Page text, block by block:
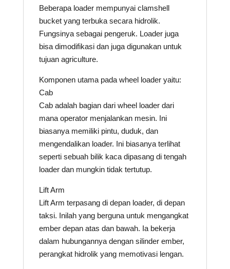
Beberapa loader mempunyai clamshell
bucket yang terbuka secara hidrolik.
Fungsinya sebagai pengeruk. Loader juga
bisa dimodifikasi dan juga digunakan untuk
tujuan agriculture.
Komponen utama pada wheel loader yaitu:
Cab
Cab adalah bagian dari wheel loader dari
mana operator menjalankan mesin. Ini
biasanya memiliki pintu, duduk, dan
mengendalikan loader. Ini biasanya terlihat
seperti sebuah bilik kaca dipasang di tengah
loader dan mungkin tidak tertutup.
Lift Arm
Lift Arm terpasang di depan loader, di depan
taksi. Inilah yang berguna untuk mengangkat
ember depan atas dan bawah. Ia bekerja
dalam hubungannya dengan silinder ember,
perangkat hidrolik yang memotivasi lengan.